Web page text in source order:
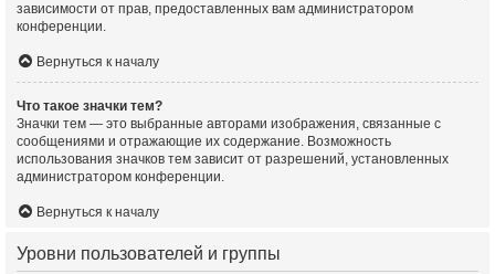
зависимости от прав, предоставленных вам администратором
конференции.
Вернуться к началу
Что такое значки тем?
Значки тем — это выбранные авторами изображения, связанные с
сообщениями и отражающие их содержание. Возможность
использования значков тем зависит от разрешений, установленных
администратором конференции.
Вернуться к началу
Уровни пользователей и группы